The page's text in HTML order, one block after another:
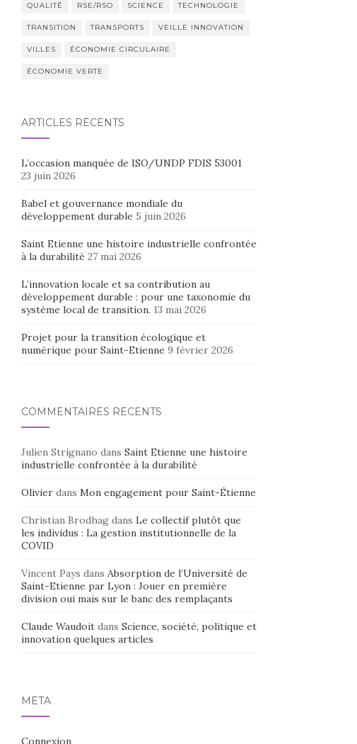
QUALITÉ RSE/RSO SCIENCE TECHNOLOGIE
TRANSITION TRANSPORTS VEILLE INNOVATION
VILLES ÉCONOMIE CIRCULAIRE
ÉCONOMIE VERTE
ARTICLES RÉCENTS
L’occasion manquée de ISO/UNDP FDIS 53001
23 juin 2026
Babel et gouvernance mondiale du
développement durable 5 juin 2026
Saint Etienne une histoire industrielle confrontée
à la durabilité 27 mai 2026
L’innovation locale et sa contribution au
développement durable : pour une taxonomie du
système local de transition. 13 mai 2026
Projet pour la transition écologique et
numérique pour Saint-Etienne 9 février 2026
COMMENTAIRES RÉCENTS
Julien Strignano dans Saint Etienne une histoire
industrielle confrontée à la durabilité
Olivierdans Mon engagement pour Saint-Étienne
Christian Brodhagdans Le collectif plutôt que
les individus : La gestion institutionnelle de la
COVID
Vincent Pays dans Absorption de l’Université de
Saint-Etienne par Lyon : Jouer en première
division oui mais sur le banc des remplaçants
Claude Waudoitdans Science, société, politique et
innovation quelques articles
MÉTA
Connexion